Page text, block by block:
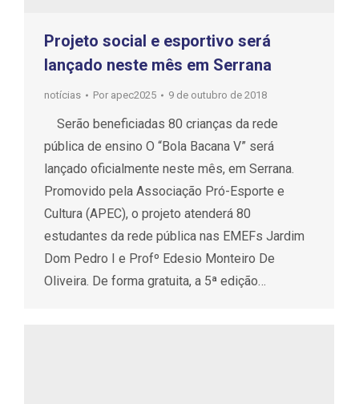
Projeto social e esportivo será
lançado neste mês em Serrana
notícias Por apec2025 9 de outubro de 2018
Serão beneficiadas 80 crianças da rede
pública de ensino O “Bola Bacana V” será
lançado oficialmente neste mês, em Serrana.
Promovido pela Associação Pró-Esporte e
Cultura (APEC), o projeto atenderá 80
estudantes da rede pública nas EMEFs Jardim
Dom Pedro I e Profº Edesio Monteiro De
Oliveira. De forma gratuita, a 5ª edição…